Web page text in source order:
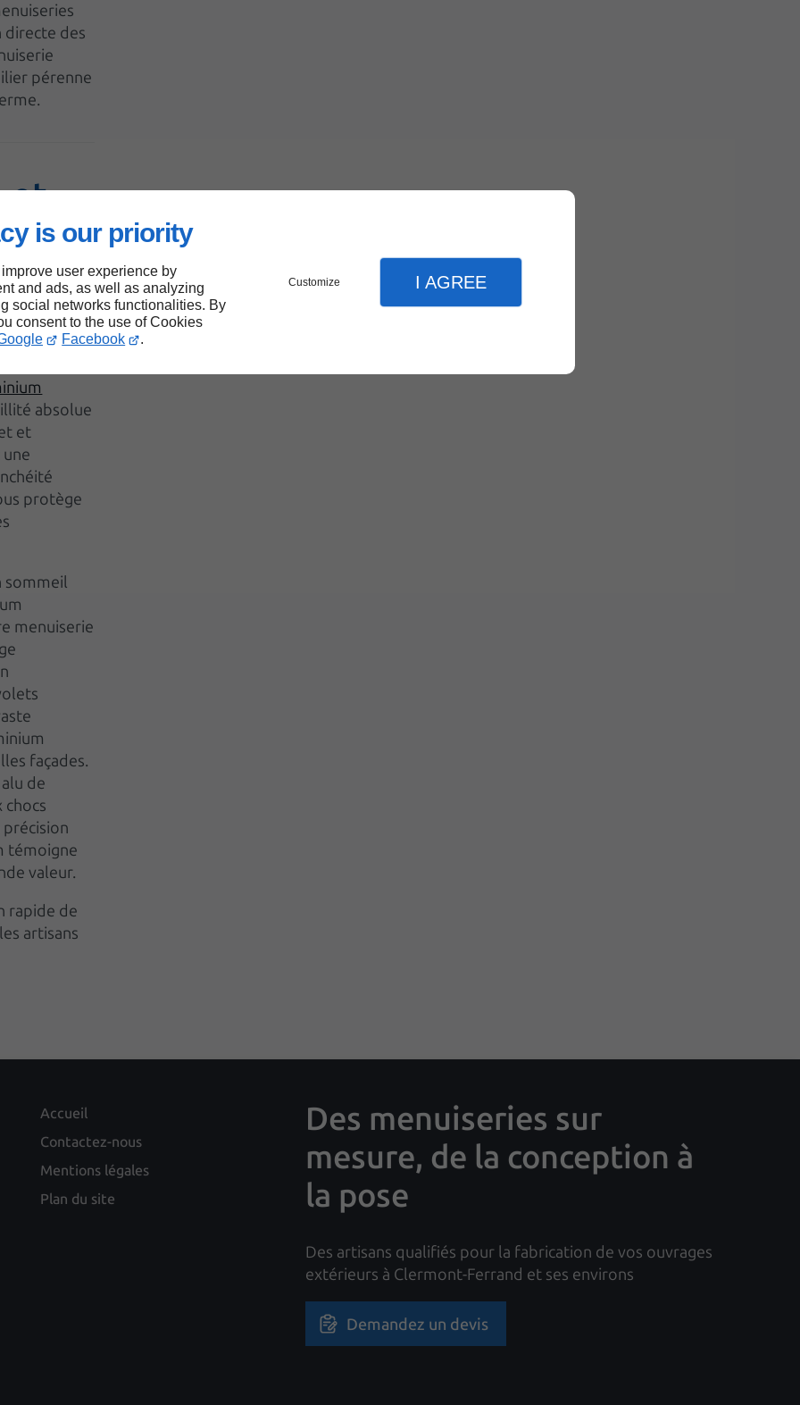
is our priority
user experience by
and ads, as well as analyzing
social networks functionalities. By
consent to the use of Cookies
Facebook .
Customize I AGREE
directe des
pérenne
et
à
une
bruits
absolue
et
une
protège
menuiserie
façades.
de
témoigne
valeur.
rapide de
artisans
Accueil
Contactez-nous
Mentions légales
Plan du site
Des menuiseries sur
mesure, de la conception à
la pose
Des artisans qualifiés pour la fabrication de vos ouvrages
extérieurs à Clermont-Ferrand et ses environs
Demandez un devis